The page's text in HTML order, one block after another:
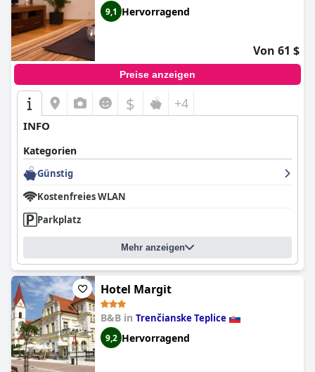
9,1 Hervorragend
Von 61 $
Preise anzeigen
$ +4
INFO
Kategorien
Günstig
Kostenfreies WLAN
Parkplatz
Mehr anzeigen
Hotel Margit
B&B in Trenčianske Teplice
9,2 Hervorragend